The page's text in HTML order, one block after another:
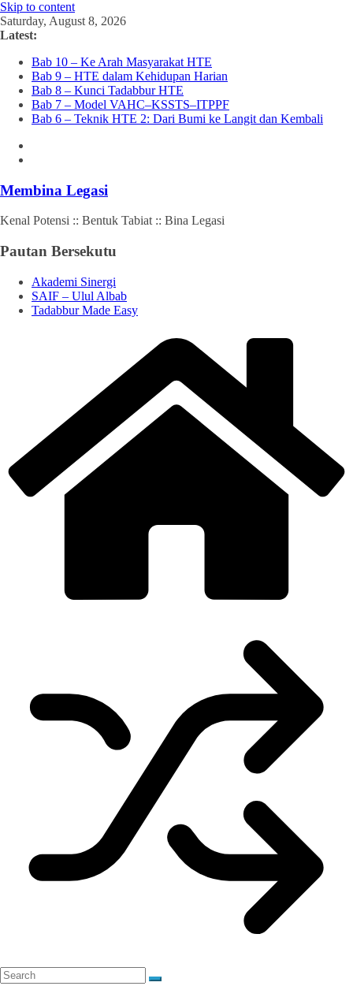
Skip to content
Saturday, August 8, 2026
Latest:
Bab 10 – Ke Arah Masyarakat HTE
Bab 9 – HTE dalam Kehidupan Harian
Bab 8 – Kunci Tadabbur HTE
Bab 7 – Model VAHC–KSSTS–ITPPF
Bab 6 – Teknik HTE 2: Dari Bumi ke Langit dan Kembali
Membina Legasi
Kenal Potensi :: Bentuk Tabiat :: Bina Legasi
Pautan Bersekutu
Akademi Sinergi
SAIF – Ulul Albab
Tadabbur Made Easy